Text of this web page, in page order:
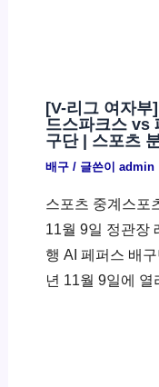
[V-리그 여자부
드스파크스 vs
구단 | 스포츠
배구/ 글쓴이 admin
스포츠 중계스포
11월 9일 정관장
행 AI 페퍼스 배
년 11월 9일에